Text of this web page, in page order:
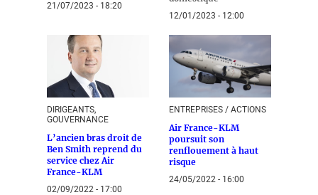
21/07/2023 - 18:20
12/01/2023 - 12:00
DIRIGEANTS,
GOUVERNANCE
L’ancien bras droit de
Ben Smith reprend du
service chez Air
France-KLM
02/09/2022 - 17:00
ENTREPRISES / ACTIONS
Air France-KLM
poursuit son
renflouement à haut
risque
24/05/2022 - 16:00